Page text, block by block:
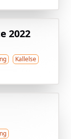
2022
Kallelse